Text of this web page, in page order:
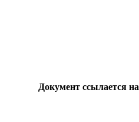
Документ ссылается